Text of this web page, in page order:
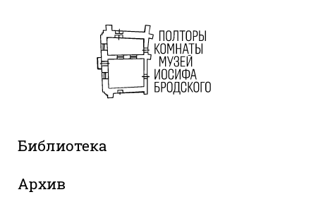
Библиотека
Архив